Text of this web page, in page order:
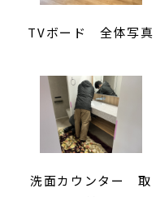
TVボード 全体写真
洗面カウンター 取